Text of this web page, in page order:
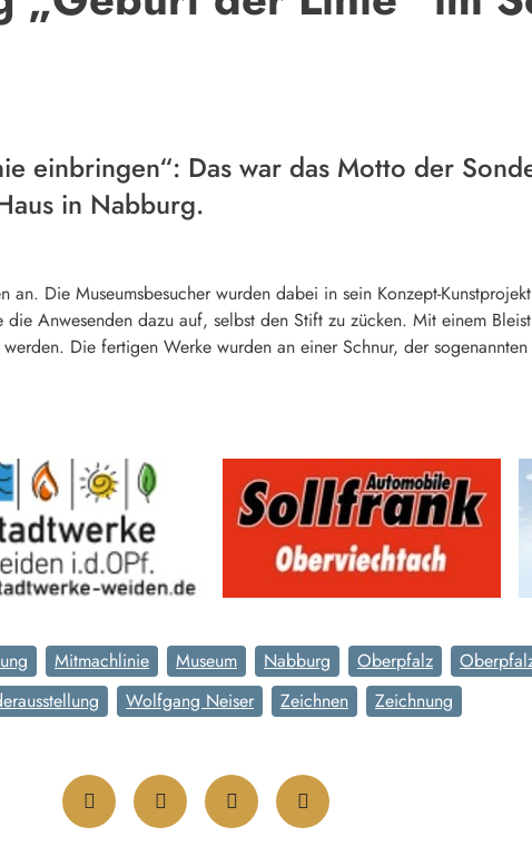
einbringen“: Das war das Motto der
in Nabburg.
Die Museumsbesucher wurden dabei in sein Konzept-
Anwesenden dazu auf, selbst den Stift zu zücken. Mit einem
Die fertigen Werke wurden an einer Schnur, der
Mitmachlinie Museum Nabburg Oberpfalz
Wolfgang Neiser Zeichnen Zeichnung